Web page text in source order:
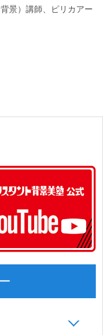
景）講師、ピリカアー